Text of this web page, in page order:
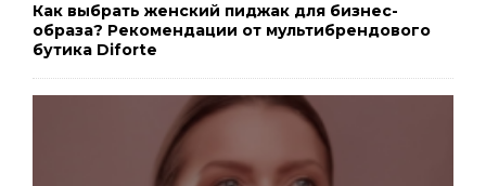
Как выбрать женский пиджак для бизнес-
образа? Рекомендации от мультибрендового
бутика Diforte